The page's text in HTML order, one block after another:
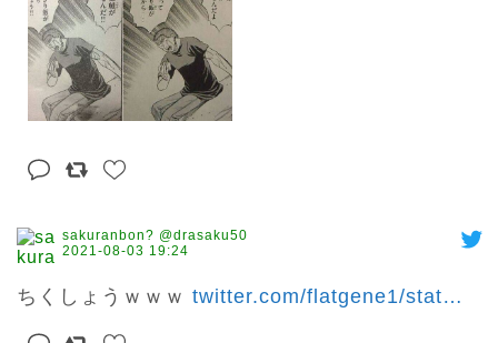
sakuranbon? @drasaku50
2021-08-03 19:24
ちくしょうｗｗｗ twitter.com/flatgene1/stat…